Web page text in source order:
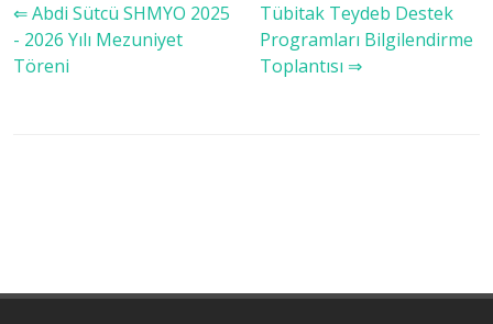
⇐ Abdi Sütcü SHMYO 2025
- 2026 Yılı Mezuniyet
Töreni
Tübitak Teydeb Destek
Programları Bilgilendirme
Toplantısı ⇒